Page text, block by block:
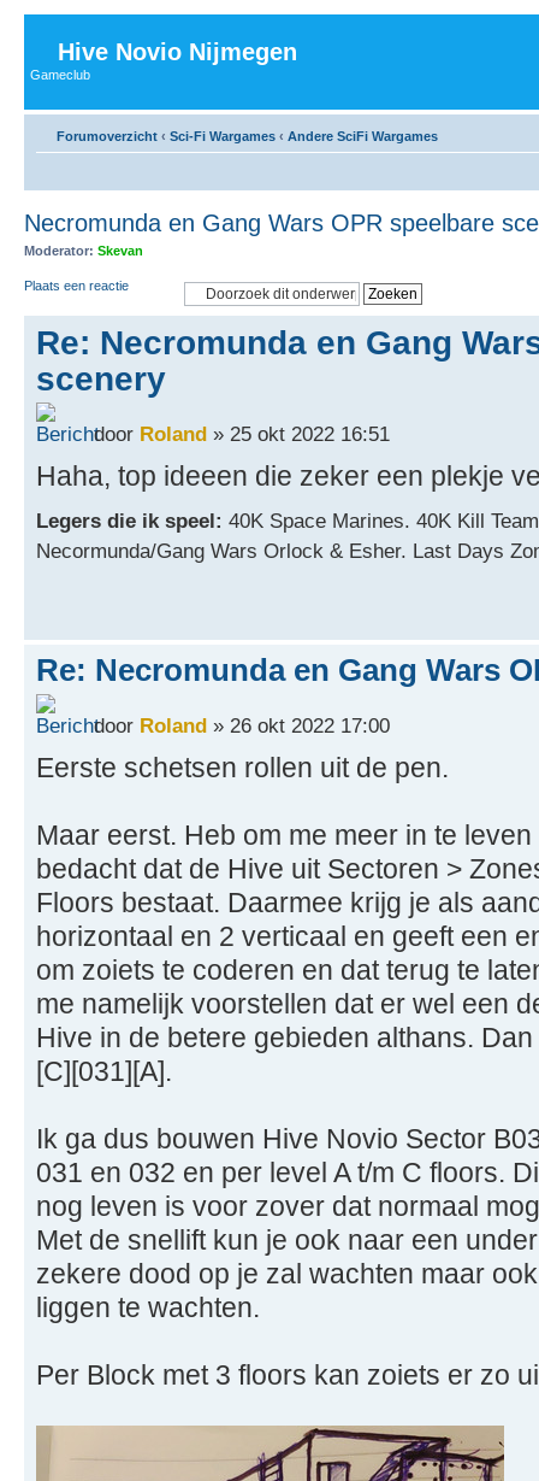
Hive Novio Nijmegen
Gameclub
Forumoverzicht ‹ Sci-Fi Wargames ‹ Andere SciFi Wargames
Necromunda en Gang Wars OPR speelbare
Moderator: Skevan
Plaats een reactie
Re: Necromunda en Gang
scenery
door Roland » 25 okt 2022 16:51
Haha, top ideeen die zeker een plekje
Legers die ik speel: 40K Space Marines. 40K Kill
Necormunda/Gang Wars Orlock & Esher. Last Days
Re: Necromunda en Gang Wars
door Roland » 26 okt 2022 17:00
Eerste schetsen rollen uit de pen.
Maar eerst. Heb om me meer in te
bedacht dat de Hive uit Sectoren >
Floors bestaat. Daarmee krijg je als
horizontaal en 2 verticaal en geeft een
om zoiets te coderen en dat terug te
me namelijk voorstellen dat er wel een
Hive in de betere gebieden althans.
[C][031][A].
Ik ga dus bouwen Hive Novio Sector
031 en 032 en per level A t/m C floors.
nog leven is voor zover dat normaal
Met de snellift kun je ook naar een
zekere dood op je zal wachten maar
liggen te wachten.
Per Block met 3 floors kan zoiets er zo